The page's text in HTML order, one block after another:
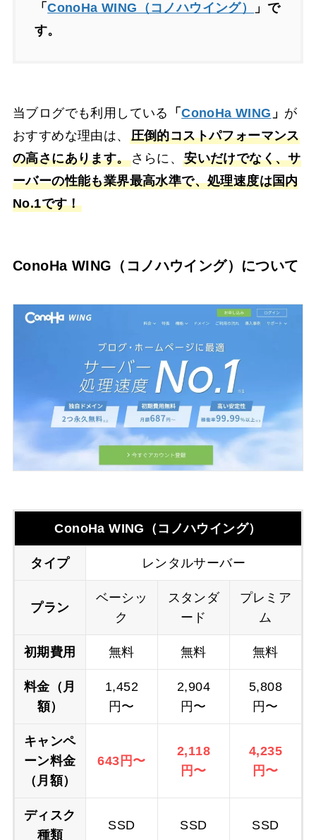
「ConoHa WING（コノハウイング）
」で
す。
当ブログでも利用している 「ConoHa WING 」 が
おすすめな理由は、 圧倒的コストパフォーマンス
の高さにあります。さらに、安いだけでなく、サ
ーバーの性能も業界最高水準で、処理速度は国内
No.1です！
ConoHa WING（コノハウイング）について
ConoHa WING（コノハウイング）
タイプ レンタルサーバー
プラン
ベーシッ
ク
スタンダ
ード
プレミア
ム
初期費用 無料 無料 無料
料金 （月
額）
1,452
円〜
2,904
円〜
5,808
円〜
キャンペ
ーン料金
（月額）
643円〜
2,118
円〜
4,235
円〜
ディスク
種類
SSD SSD SSD